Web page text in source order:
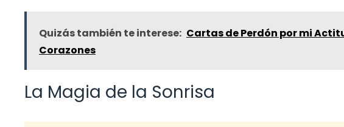
Quizás también te interese: Cartas de Perdón por mi
Corazones
La Magia de la Sonrisa